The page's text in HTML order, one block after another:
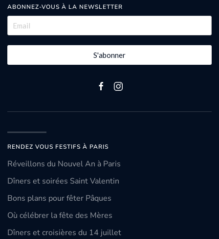
ABONNEZ-VOUS À LA NEWSLETTER
S'abonner
RENDEZ VOUS FESTIFS À PARIS
Réveillons du Nouvel An à Paris
Dîners et soirées Saint Valentin
Bons plans pour fêter Pâques
Où célébrer la fête des Mères
Dîners et croisières du 14 juillet